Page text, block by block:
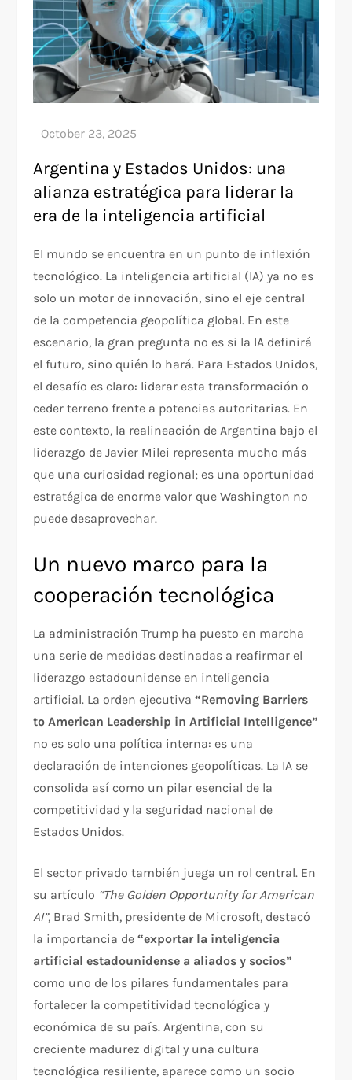
Argentina y Estados Unidos: una
alianza estratégica para liderar la
era de la inteligencia artificial
El mundo se encuentra en un punto de inflexión
tecnológico. La inteligencia artificial (IA) ya no es
solo un motor de innovación, sino el eje central
de la competencia geopolítica global. En este
escenario, la gran pregunta no es si la IA definirá
el futuro, sino quién lo hará. Para Estados Unidos,
el desafío es claro: liderar esta transformación o
ceder terreno frente a potencias autoritarias. En
este contexto, la realineación de Argentina bajo el
liderazgo de Javier Milei representa mucho más
que una curiosidad regional; es una oportunidad
estratégica de enorme valor que Washington no
puede desaprovechar.
Un nuevo marco para la
cooperación tecnológica
La administración Trump ha puesto en marcha
una serie de medidas destinadas a reafirmar el
liderazgo estadounidense en inteligencia
artificial. La orden ejecutiva“Removing Barriers
to American Leadership in Artificial Intelligence”
no es solo una política interna: es una
declaración de intenciones geopolíticas. La IA se
consolida así como un pilar esencial de la
competitividad y la seguridad nacional de
Estados Unidos.
El sector privado también juega un rol central. En
su artículo “The Golden Opportunity for American
AI”, Brad Smith, presidente de Microsoft, destacó
la importancia de“exportar la inteligencia
artificial estadounidense a aliados y socios”
como uno de los pilares fundamentales para
fortalecer la competitividad tecnológica y
económica de su país. Argentina, con su
creciente madurez digital y una cultura
tecnológica resiliente, aparece como un socio